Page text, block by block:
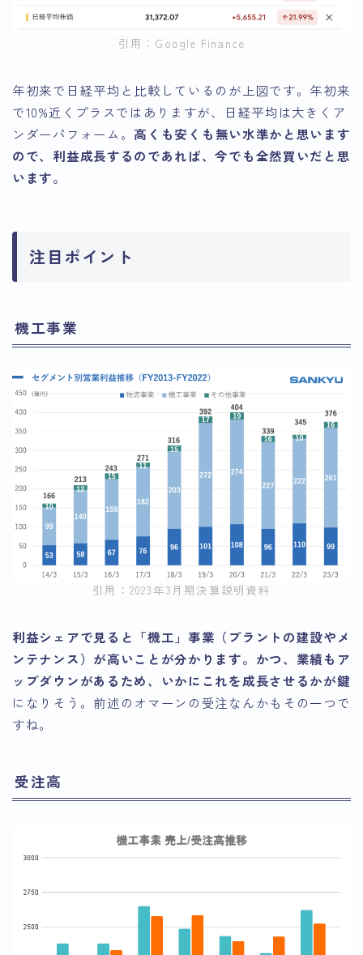
引用：Google Finance
年初来で日経平均と比較しているのが上図です。年初来
で10%近くプラスではありますが、日経平均は大きくア
ンダーパフォーム。 高くも安くも無い水準かと思います
ので、利益成長するのであれば、今でも全然買いだと思
います。
注目ポイント
機工事業
引用：2023年3月期決算説明資料
利益シェアで見ると「機工」事業（プラントの建設やメ
ンテナンス）が高いことが分かります。かつ、業績もア
ップダウンがあるため、いかにこれを成長させるかが鍵
になりそう。前述のオマーンの受注なんかもその一つで
すね。
受注高